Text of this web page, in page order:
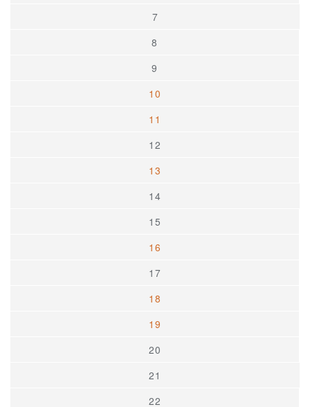
7
8
9
10
11
12
13
14
15
16
17
18
19
20
21
22